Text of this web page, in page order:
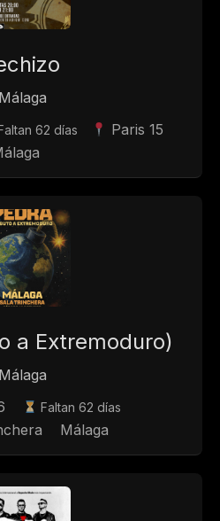
Málaga
62 días
Paris 15
a Extremoduro)
Málaga
Faltan 62 días
Málaga